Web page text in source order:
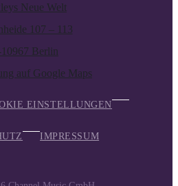
Neue Welt
107 – 113
Berlin
auf Google Maps
EINSTELLUNGEN
IMPRESSUM